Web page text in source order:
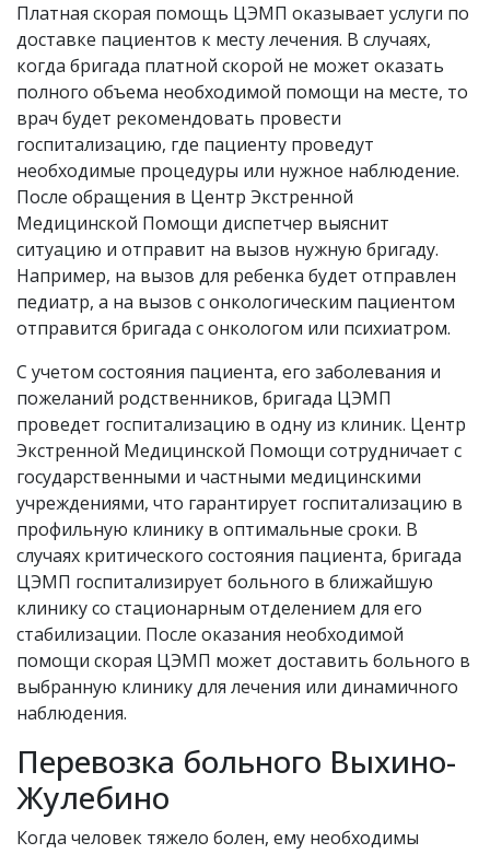
Платная скорая помощь ЦЭМП оказывает услуги по
доставке пациентов к месту лечения. В случаях,
когда бригада платной скорой не может оказать
полного объема необходимой помощи на месте, то
врач будет рекомендовать провести
госпитализацию, где пациенту проведут
необходимые процедуры или нужное наблюдение.
После обращения в Центр Экстренной
Медицинской Помощи диспетчер выяснит
ситуацию и отправит на вызов нужную бригаду.
Например, на вызов для ребенка будет отправлен
педиатр, а на вызов с онкологическим пациентом
отправится бригада с онкологом или психиатром.
С учетом состояния пациента, его заболевания и
пожеланий родственников, бригада ЦЭМП
проведет госпитализацию в одну из клиник. Центр
Экстренной Медицинской Помощи сотрудничает с
государственными и частными медицинскими
учреждениями, что гарантирует госпитализацию в
профильную клинику в оптимальные сроки. В
случаях критического состояния пациента, бригада
ЦЭМП госпитализирует больного в ближайшую
клинику со стационарным отделением для его
стабилизации. После оказания необходимой
помощи скорая ЦЭМП может доставить больного в
выбранную клинику для лечения или динамичного
наблюдения.
Перевозка больного Выхино-
Жулебино
Когда человек тяжело болен, ему необходимы